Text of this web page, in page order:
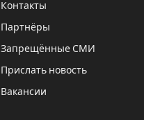
Контакты
Партнёры
Запрещённые СМИ
Прислать новость
Вакансии